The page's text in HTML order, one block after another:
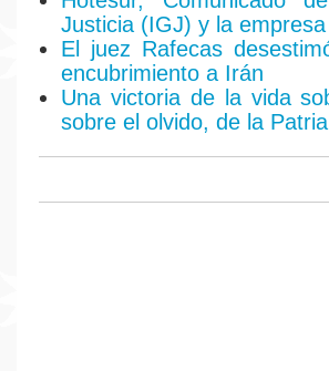
Justicia (IGJ) y la
El juez Rafecas
encubrimiento a Irán
Una victoria de la vida
sobre el olvido, de la